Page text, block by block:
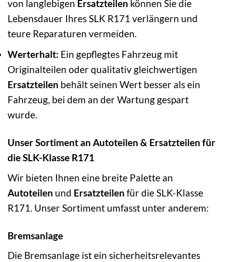
von langlebigen Ersatzteilen können Sie die
Lebensdauer Ihres SLK R171 verlängern und
teure Reparaturen vermeiden.
Werterhalt: Ein gepflegtes Fahrzeug mit
Originalteilen oder qualitativ gleichwertigen
Ersatzteilen behält seinen Wert besser als ein
Fahrzeug, bei dem an der Wartung gespart
wurde.
Unser Sortiment an Autoteilen & Ersatzteilen für
die SLK-Klasse R171
Wir bieten Ihnen eine breite Palette an
Autoteilen und Ersatzteilen für die SLK-Klasse
R171. Unser Sortiment umfasst unter anderem:
Bremsanlage
Die Bremsanlage ist ein sicherheitsrelevantes